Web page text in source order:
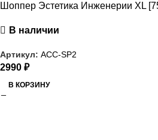
Шоппер Эстетика Инженерии XL
В наличии
Артикул: ACC-SP2
2990 ₽
В КОРЗИНУ